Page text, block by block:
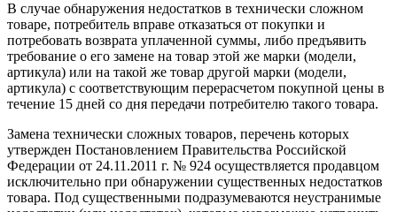
В случае обнаружения недостатков в технически сложном
товаре, потребитель вправе отказаться от покупки и
потребовать возврата уплаченной суммы, либо предъявить
требование о его замене на товар этой же марки (модели,
артикула) или на такой же товар другой марки (модели,
артикула) с соответствующим перерасчетом покупной цены в
течение 15 дней со дня передачи потребителю такого товара.
Замена технически сложных товаров, перечень которых
утвержден Постановлением Правительства Российской
Федерации от 24.11.2011 г. № 924 осуществляется продавцом
исключительно при обнаружении существенных недостатков
товара. Под существенными подразумеваются неустранимые